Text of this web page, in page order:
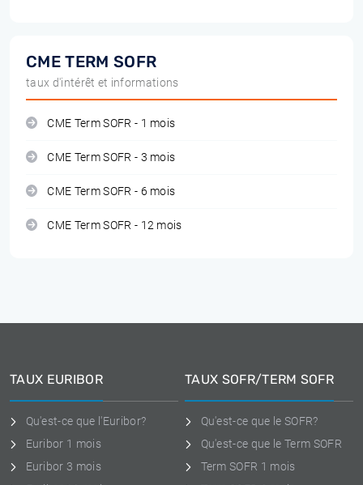
CME TERM SOFR
taux d'intérêt et informations
CME Term SOFR - 1 mois
CME Term SOFR - 3 mois
CME Term SOFR - 6 mois
CME Term SOFR - 12 mois
TAUX EURIBOR
Qu'est-ce que l'Euribor?
Euribor 1 mois
Euribor 3 mois
TAUX SOFR/TERM SOFR
Qu'est-ce que le SOFR?
Qu'est-ce que le Term SOFR
Term SOFR 1 mois